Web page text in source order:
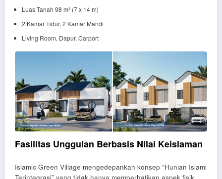
Luas Tanah 98 m² (7 x 14 m)
2 Kamar Tidur, 2 Kamar Mandi
Living Room, Dapur, Carport
Fasilitas Unggulan Berbasis Nilai Keislaman
Islamic Green Village mengedepankan konsep “Hunian Islami